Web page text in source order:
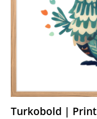
Turkobold | Print